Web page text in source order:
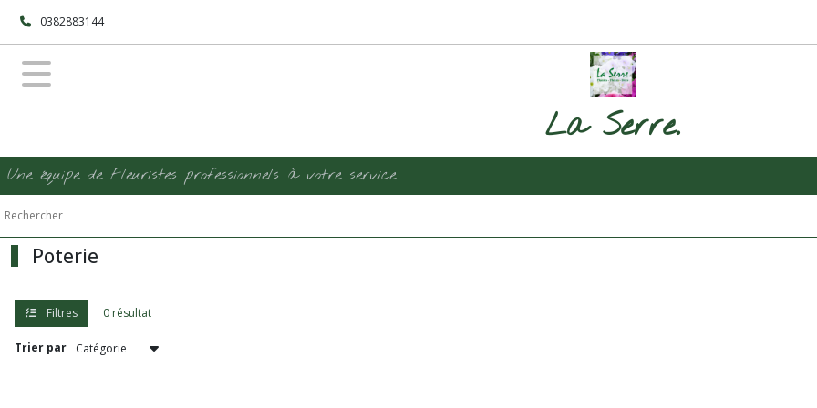
0382883144
La Serre.
Une équipe de Fleuristes professionnels à votre service
Poterie
Filtres 0 résultat
Trier par
Fermer
FILTRES
Afficher
résultats